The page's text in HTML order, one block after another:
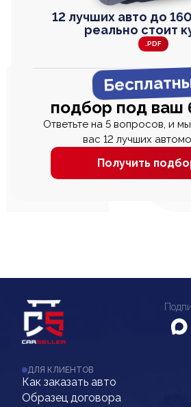
12 лучших авто до
реально стоит
.PDF
подбор под
Ответьте на 5 вопросов, и
вас 12 лучших
Получить
ДЛЯ КЛИЕНТОВ
Как заказать авто
Образец договора